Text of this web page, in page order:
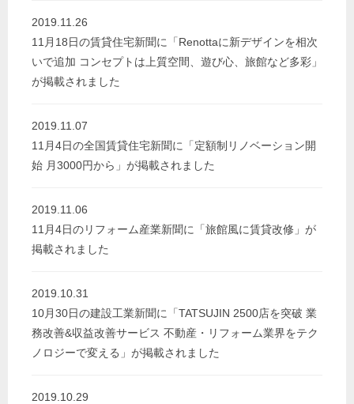
2019.11.26
11月18日の賃貸住宅新聞に「Renottaに新デザインを相次
いで追加 コンセプトは上質空間、遊び心、旅館など多彩」
が掲載されました
2019.11.07
11月4日の全国賃貸住宅新聞に「定額制リノベーション開
始 月3000円から」が掲載されました
2019.11.06
11月4日のリフォーム産業新聞に「旅館風に賃貸改修」が
掲載されました
2019.10.31
10月30日の建設工業新聞に「TATSUJIN 2500店を突破 業
務改善&収益改善サービス 不動産・リフォーム業界をテク
ノロジーで変える」が掲載されました
2019.10.29